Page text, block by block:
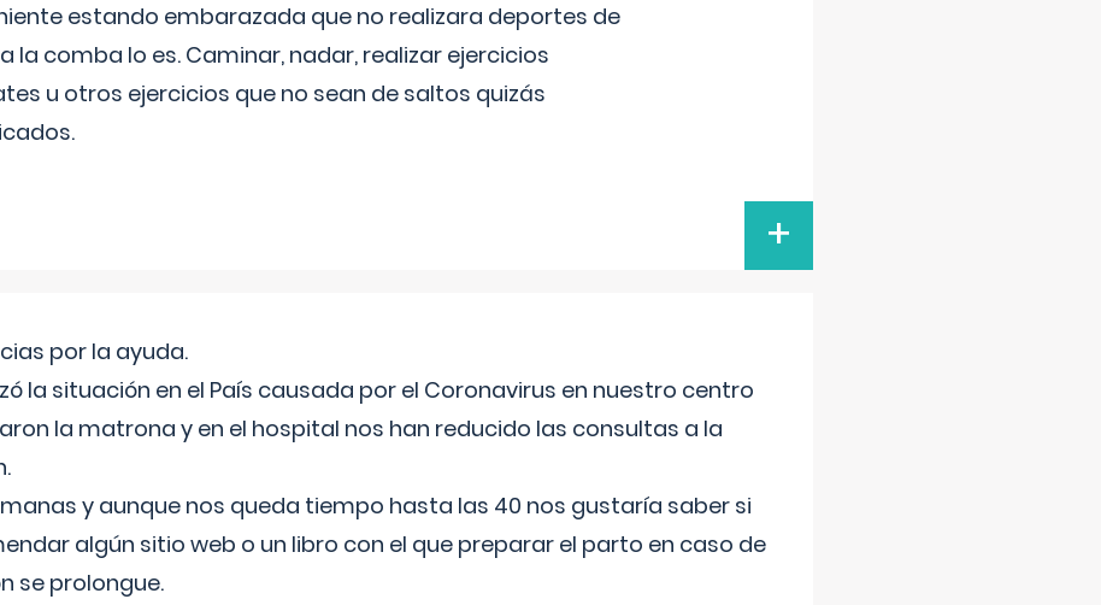
estando embarazada que no realizara deportes de
la comba lo es. Caminar, nadar, realizar ejercicios
u otros ejercicios que no sean de saltos quizás
+
por la ayuda.
la situación en el País causada por el Coronavirus en nuestro centro
la matrona y en el hospital nos han reducido las consultas a la
y aunque nos queda tiempo hasta las 40 nos gustaría saber si
algún sitio web o un libro con el que preparar el parto en caso de
se prolongue.